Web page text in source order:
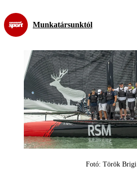
Munkatársunktól
Fotó: Török Brigi